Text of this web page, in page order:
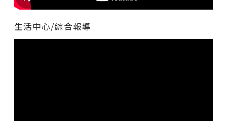
生活中心/綜合報導